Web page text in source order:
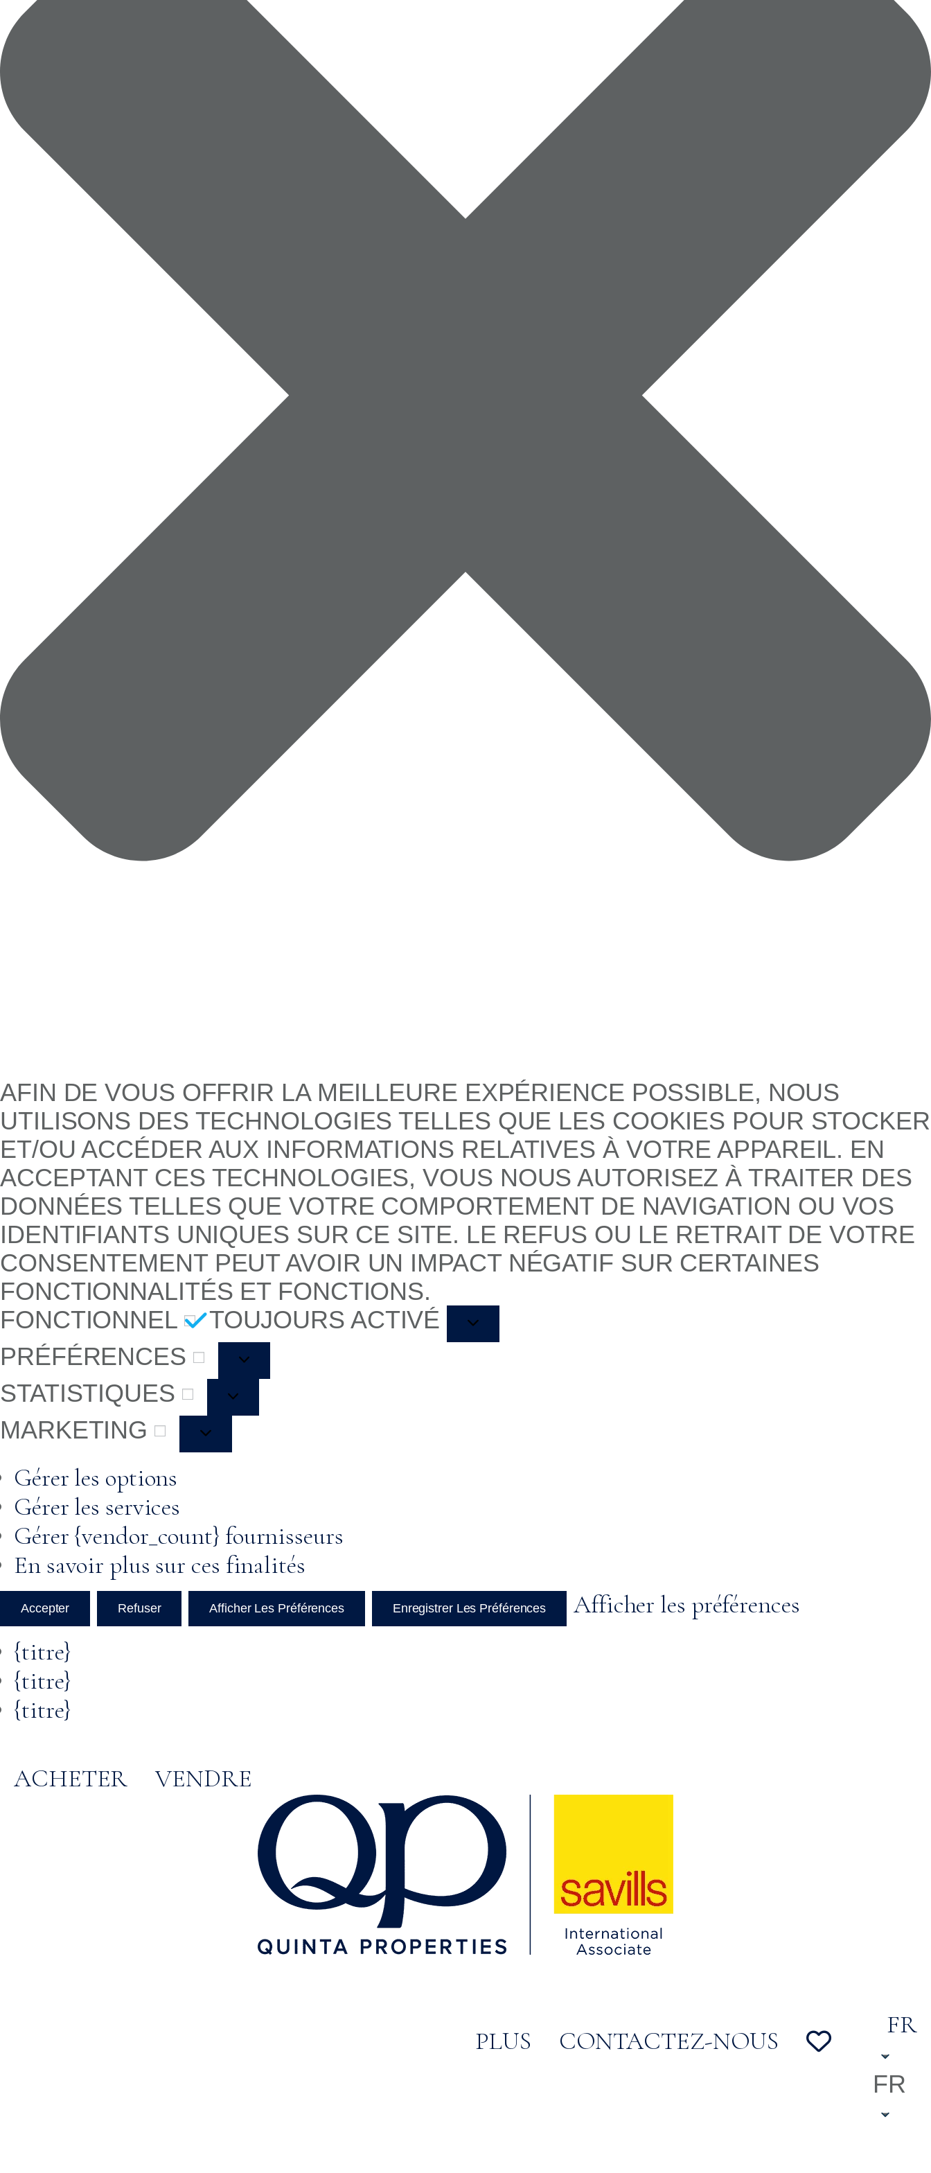
AFIN DE VOUS OFFRIR LA MEILLEURE EXPÉRIENCE POSSIBLE, NOUS
UTILISONS DES TECHNOLOGIES TELLES QUE LES COOKIES POUR STOCKER
ET/OU ACCÉDER AUX INFORMATIONS RELATIVES À VOTRE APPAREIL. EN
ACCEPTANT CES TECHNOLOGIES, VOUS NOUS AUTORISEZ À TRAITER DES
DONNÉES TELLES QUE VOTRE COMPORTEMENT DE NAVIGATION OU VOS
IDENTIFIANTS UNIQUES SUR CE SITE. LE REFUS OU LE RETRAIT DE VOTRE
CONSENTEMENT PEUT AVOIR UN IMPACT NÉGATIF SUR CERTAINES
FONCTIONNALITÉS ET FONCTIONS.
FONCTIONNEL
TOUJOURS ACTIVÉ
PRÉFÉRENCES
STATISTIQUES
MARKETING
Gérer les options
Gérer les services
Gérer {vendor_count} fournisseurs
En savoir plus sur ces finalités
Accepter Refuser Afficher Les Préférences Enregistrer Les Préférences
Afficher les préférences
{titre}
{titre}
{titre}
ACHETER VENDRE
PLUS CONTACTEZ-NOUS
FR
FR